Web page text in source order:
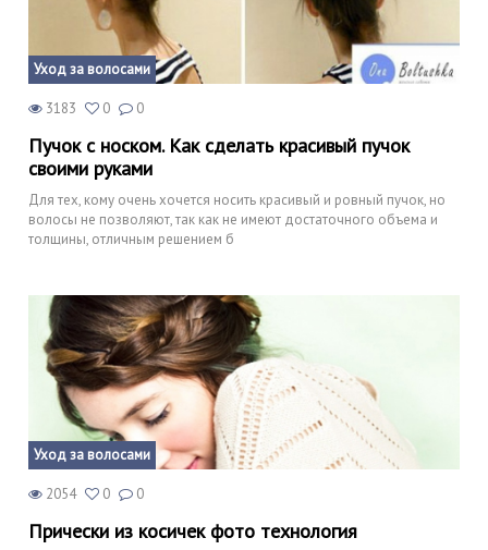
Уход за волосами
3183 0 0
Пучок с носком. Как сделать красивый пучок
своими руками
Для тех, кому очень хочется носить красивый и ровный пучок, но
волосы не позволяют, так как не имеют достаточного объема и
толщины, отличным решением б
Уход за волосами
2054 0 0
Прически из косичек фото технология